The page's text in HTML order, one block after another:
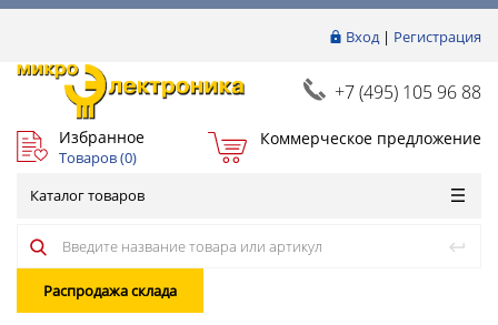
Вход| Регистрация
+7 (495) 105 96 88
Избранное
Товаров (0)
Коммерческое предложение
Каталог товаров
Распродажа склада